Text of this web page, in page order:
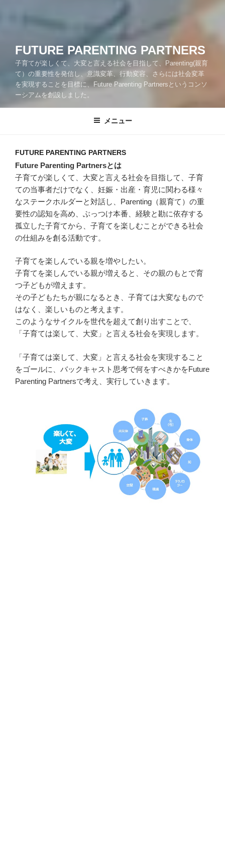
FUTURE PARENTING PARTNERS
子育てが楽しくて、大変と言える社会を目指して、Parenting(親育
て）の重要性を発信し、意識変革、行動変容、さらには社会変革
を実現することを目標に、Future Parenting Partnersというコンソ
ーシアムを創設しました。
メニュー
FUTURE PARENTING PARTNERS
Future Parenting Partnersとは
子育てが楽しくて、大変と言える社会を目指して、子育
ての当事者だけでなく、妊娠・出産・育児に関わる様々
なステークホルダーと対話し、Parenting（親育て）の重
要性の認知を高め、ぶっつけ本番、経験と勘に依存する
孤立した子育てから、子育てを楽しむことができる社会
の仕組みを創る活動です。
子育てを楽しんでいる親を増やしたい。
子育てを楽しんでいる親が増えると、その親のもとで育
つ子どもが増えます。
その子どもたちが親になるとき、子育ては大変なもので
はなく、楽しいものと考えます。
このようなサイクルを世代を超えて創り出すことで、
「子育ては楽して、大変」と言える社会を実現します。
「子育ては楽して、大変」と言える社会を実現すること
をゴールに、バックキャスト思考で何をすべきかをFuture
Parenting Partnersで考え、実行していきます。